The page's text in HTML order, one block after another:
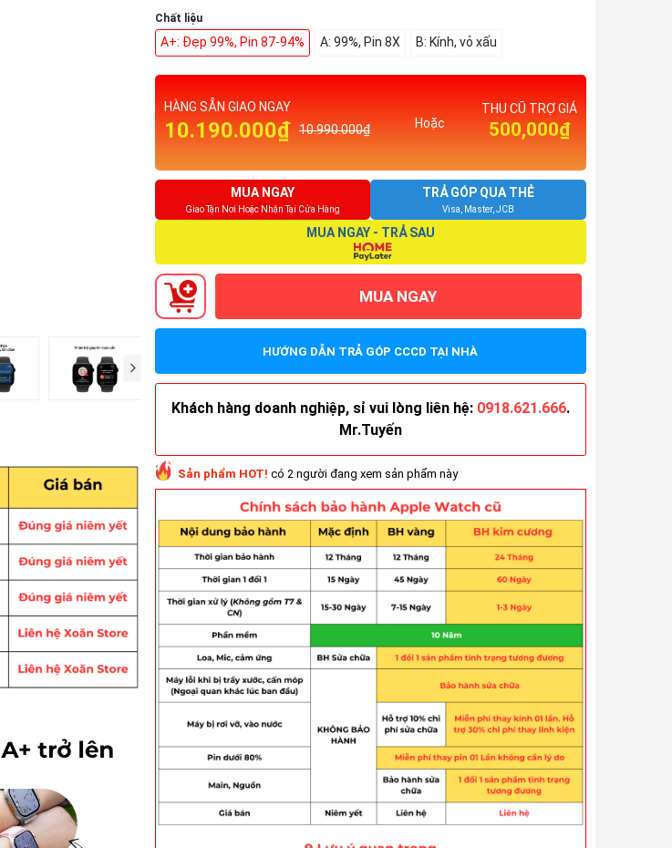
Chất liệu
A+: Đẹp 99%, Pin 87-94% A: 99%, Pin 8X B: Kính, vỏ xấu
HÀNG SẴN GIAO NGAY
10.190.000₫ 10.990.000₫ Hoặc
THU CŨ TRỢ GIÁ
500,000₫
MUA NGAY
Giao Tận Nơi Hoặc Nhận Tại Cửa Hàng
TRẢ GÓP QUA THẺ
Visa, Master, JCB
MUA NGAY - TRẢ SAU
MUA NGAY
HƯỚNG DẪN TRẢ GÓP CCCD TẠI NHÀ
Khách hàng doanh nghiệp, sỉ vui lòng liên hệ: 0918.621.666.
Mr.Tuyến
Sản phẩm HOT! có 2 người đang xem sản phẩm này